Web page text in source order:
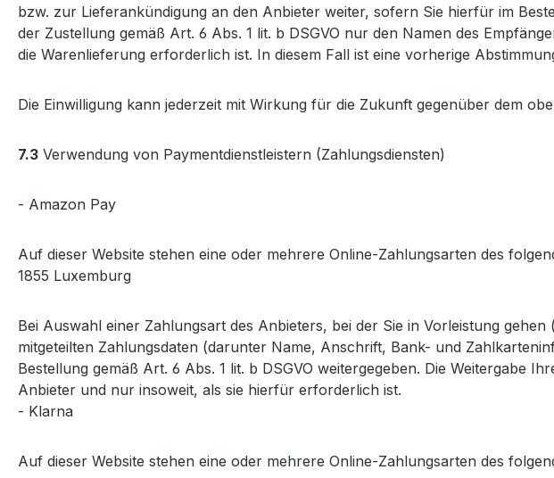
bzw. zur Lieferankündigung an den Anbieter weiter, sofern Sie hierfür im
der Zustellung gemäß Art. 6 Abs. 1 lit. b DSGVO nur den Namen des
die Warenlieferung erforderlich ist. In diesem Fall ist eine vorherige
Die Einwilligung kann jederzeit mit Wirkung für die Zukunft gegenüber dem
7.3 Verwendung von Paymentdienstleistern (Zahlungsdiensten)
- Amazon Pay
Auf dieser Website stehen eine oder mehrere Online-Zahlungsarten des
1855 Luxemburg
Bei Auswahl einer Zahlungsart des Anbieters, bei der Sie in Vorleistung
mitgeteilten Zahlungsdaten (darunter Name, Anschrift, Bank- und
Bestellung gemäß Art. 6 Abs. 1 lit. b DSGVO weitergegeben. Die Weitergabe
Anbieter und nur insoweit, als sie hierfür erforderlich ist.
- Klarna
Auf dieser Website stehen eine oder mehrere Online-Zahlungsarten des